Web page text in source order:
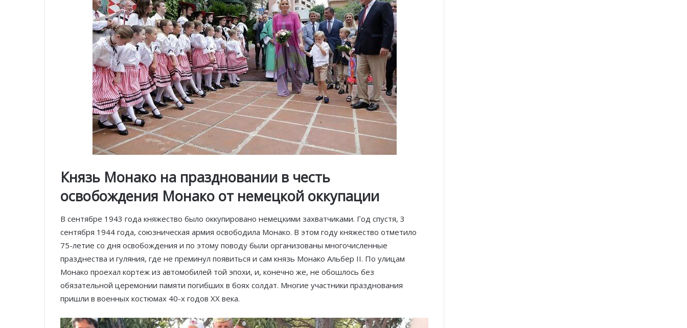
Князь Монако на праздновании в честь
освобождения Монако от немецкой оккупации
В сентябре 1943 года княжество было оккупировано немецкими захватчиками. Год спустя, 3
сентября 1944 года, союзническая армия освободила Монако. В этом году княжество отметило
75-летие со дня освобождения и по этому поводу были организованы многочисленные
празднества и гуляния, где не преминул появиться и сам князь Монако Альбер II. По улицам
Монако проехал кортеж из автомобилей той эпохи, и, конечно же, не обошлось без
обязательной церемонии памяти погибших в боях солдат. Многие участники празднования
пришли в военных костюмах 40-х годов XX века.